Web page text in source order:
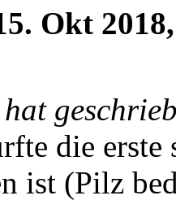
Okt
die erste
ist (Pilz